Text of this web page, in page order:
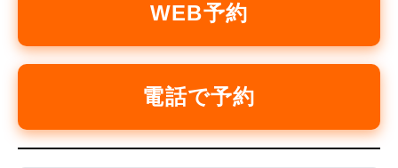
WEB予約
電話で予約